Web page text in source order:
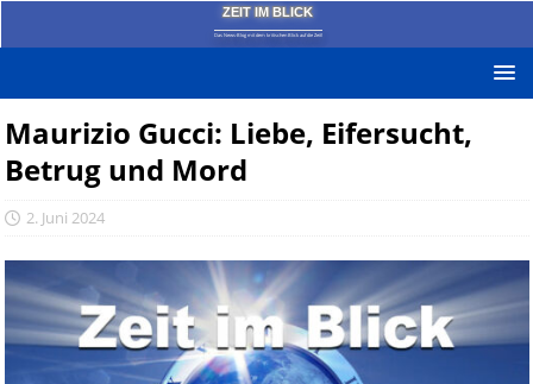
ZEIT IM BLICK
Das News-Blog mit dem kritischen Blick auf die Zeit!
Maurizio Gucci: Liebe, Eifersucht,
Betrug und Mord
2. Juni 2024